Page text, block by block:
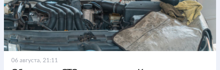
06 августа, 21:11